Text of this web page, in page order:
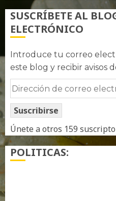
SUSCRÍBETE AL
ELECTRÓNICO
Introduce tu correo
este blog y recibir avisos
Dirección
de
correo
electrónico
Suscribirse
Únete a otros 159
POLITICAS: